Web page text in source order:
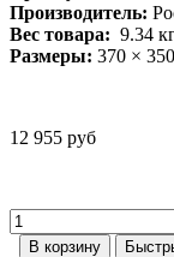
Производитель:
Вес товара: 9.34
Размеры: 370 ×
12 955 руб
В корзину